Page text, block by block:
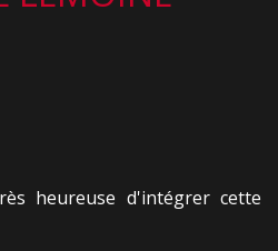
heureuse d'intégrer cette